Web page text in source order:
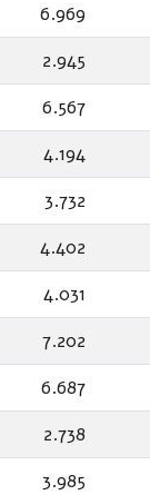
6.969
2.945
6.567
4.194
3.732
4.402
4.031
7.202
6.687
2.738
3.985